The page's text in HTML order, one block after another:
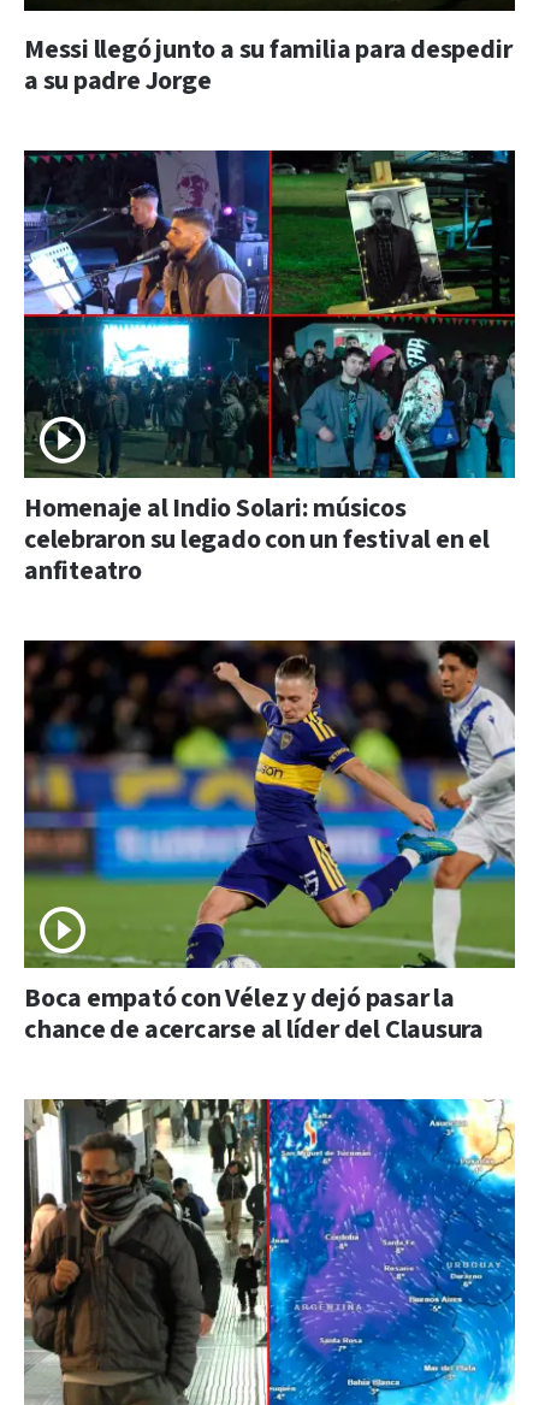
Messi llegó junto a su familia para despedir
a su padre Jorge
Homenaje al Indio Solari: músicos
celebraron su legado con un festival en el
anfiteatro
Boca empató con Vélez y dejó pasar la
chance de acercarse al líder del Clausura